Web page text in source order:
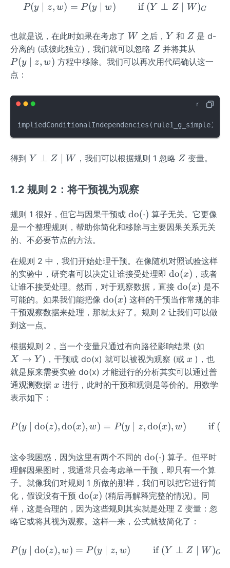
P(y \mid z, w) = P(y
P(y ∣ z, w) = P(y ∣ w) if (Y ⊥ Z ∣ W)G
也就是说，在此时如果在考虑了 W
W 之后， Y
Y 和 Z
Z 是 d-
分离的 (或彼此独立)，我们就可以忽略 Z
Z 并将其从
(y
z,
w)
P(y ∣ z, w) 方程中移除。我们可以再次用代码确认这一
点：
impliedConditionalIndependencies ( rule1_g_simple)
得到 Y
Z
id
W
Y ⊥ Z ∣ W ，我们可以根据规则 1 忽略 Z
Z 变量。
1.2 规则 2：将干预视为观察
规则 1 很好，但它与因果干预或 \o
pe
na
me
{d
o}
(\c
do
do(⋅) 算子无关。它更像
是一个整理规则，帮助你简化和移除与主要因果关系无关
的、不必要节点的方法。
在规则 2 中，我们开始处理干预。在像随机对照试验这样
的实验中，研究者可以决定让谁接受处理即 \o
pe
rat
or
na
{d
o}
(x)
do(x) ，或者
让谁不接受处理。然而，对于观察数据，直接 \o
pe
rat
me
{d
o}
(x)
do(x) 是不
可能的。如果我们能把像 \o
pe
na
me
{d
o}
do(x) 这样的干预当作常规的非
干预观察数据来处理，那就太好了。规则 2 让我们可以做
到这一点。
根据规则 2，当一个变量只通过有向路径影响结果 (如
\r
ig
h
ta
w
X → Y )，干预或 do(x) 就可以被视为观察 (或 x
x )，也
就是原来需要实验 do(x) 才能进行的分析其实可以通过普
通观测数据 x
x 进行，此时的干预和观测是等价的。用数学
表示如下：
P(y \mid
P(y ∣ do(z),do(x), w) = P(y ∣ z,do(x), w) if (
这令我困惑，因为这里有两个不同的 \o
pe
rat
or
na
me
{d
(\c
do(⋅) 算子。但平时
理解因果图时，我通常只会考虑单一干预，即只有一个算
子。就像我们对规则 1 所做的那样，我们可以把它进行简
化，假设没有干预 \o
pe
rat
me
do(x) (稍后再解释完整的情况)。同
样，这是合理的，因为这些规则其实就是处理 Z 变量：忽
略它或将其视为观察。这样一来，公式就被简化了：
P(y \mid
P(y ∣ do(z), w) = P(y ∣ z, w) if (Y ⊥ Z ∣ W )G